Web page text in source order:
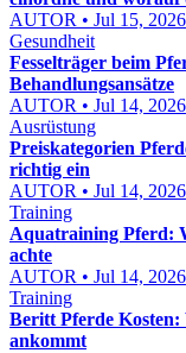
AUTOR • Jul 15, 2026
Gesundheit
Fesselträger beim
Behandlungsansätze
AUTOR • Jul 14, 2026
Ausrüstung
Preiskategorien
richtig ein
AUTOR • Jul 14, 2026
Training
Aquatraining Pferd:
achte
AUTOR • Jul 14, 2026
Training
Beritt Pferde
ankommt